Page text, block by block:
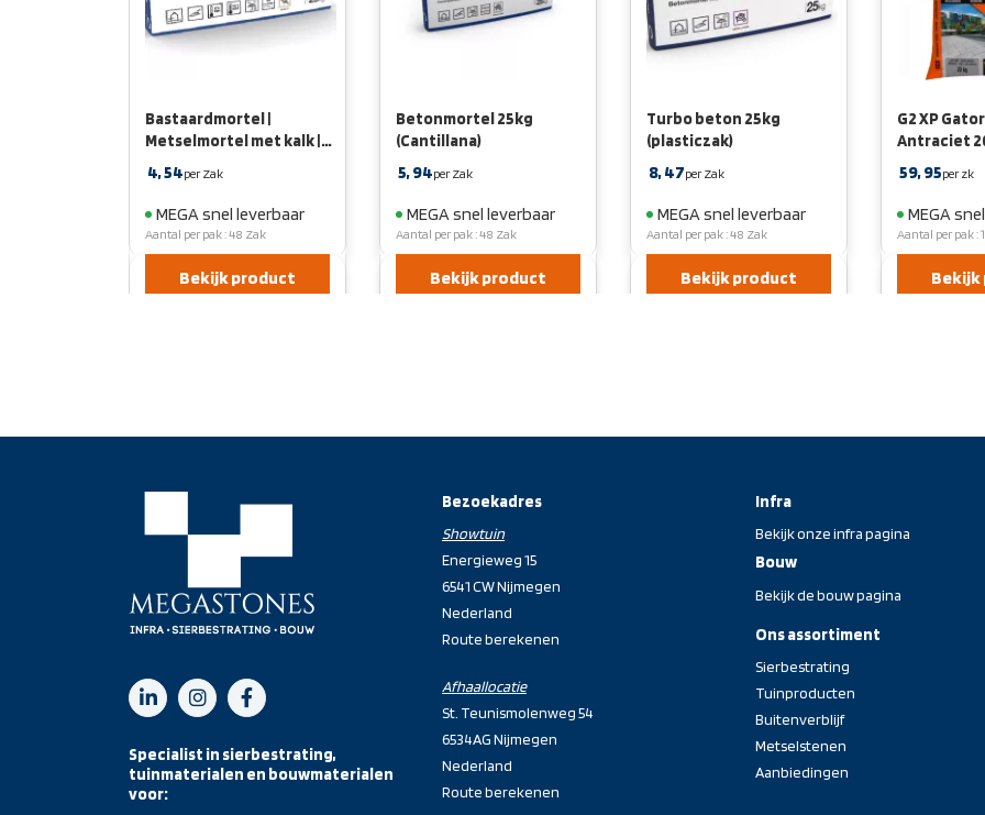
Bastaardmortel |
Metselmortel met kalk |
Zak 25 kg
4,54per Zak
MEGA snel leverbaar
Aantal per pak : 48 Zak
Bekijk product
Betonmortel 25kg
(Cantillana)
5,94per Zak
MEGA snel leverbaar
Aantal per pak : 48 Zak
Bekijk product
Turbo beton 25kg
(plasticzak)
8,47per Zak
MEGA snel leverbaar
Aantal per pak : 48 Zak
Bekijk product
G2 XP
Antraciet
59,95per zk
MEGA
Aantal per pak :
Specialist in sierbestrating,
tuinmaterialen en bouwmaterialen
voor:
Bezoekadres
Showtuin
Energieweg 15
6541 CW Nijmegen
Nederland
Route berekenen
Afhaallocatie
St. Teunismolenweg 54
6534AG Nijmegen
Nederland
Route berekenen
Infra
Bekijk onze infra pagina
Bouw
Bekijk de bouw pagina
Ons assortiment
Sierbestrating
Tuinproducten
Buitenverblijf
Metselstenen
Aanbiedingen